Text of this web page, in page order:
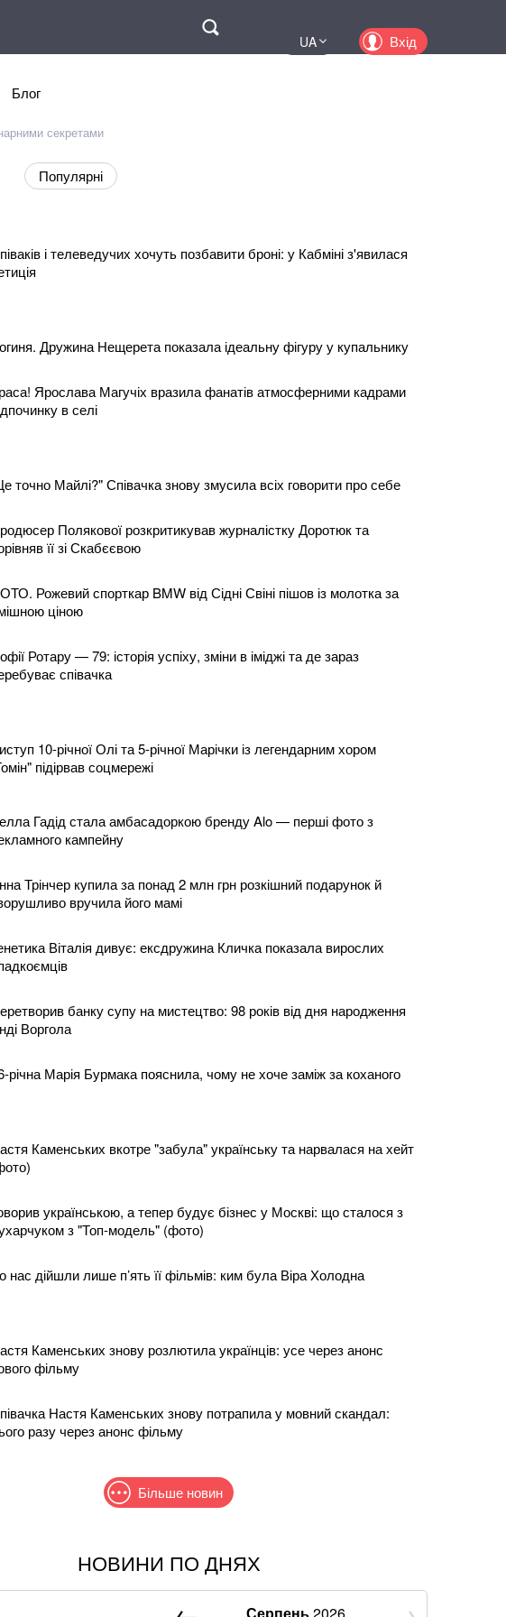
UA
Вхід
Блог
секретами
Популярні
і телеведучих хочуть позбавити броні: у Кабміні з'явилася
Дружина Нещерета показала ідеальну фігуру у купальнику
Ярослава Магучіх вразила фанатів атмосферними кадрами
в селі
точно Майлі?" Співачка знову змусила всіх говорити про себе
Полякової розкритикував журналістку Доротюк та
її зі Скабєєвою
Рожевий спорткар BMW від Сідні Свіні пішов із молотка за
ціною
Ротару — 79: історія успіху, зміни в іміджі та де зараз
співачка
10-річної Олі та 5-річної Марічки із легендарним хором
підірвав соцмережі
Гадід стала амбасадоркою бренду Alo — перші фото з
кампейну
Трінчер купила за понад 2 млн грн розкішний подарунок й
вручила його мамі
Віталія дивує: ексдружина Кличка показала вирослих
банку супу на мистецтво: 98 років від дня народження
Воргола
річна Марія Бурмака пояснила, чому не хоче заміж за коханого
Каменських вкотре "забула" українську та нарвалася на хейт
українською, а тепер будує бізнес у Москві: що сталося з
з "Топ-модель" (фото)
нас дійшли лише п’ять її фільмів: ким була Віра Холодна
Каменських знову розлютила українців: усе через анонс
фільму
Настя Каменських знову потрапила у мовний скандал:
разу через анонс фільму
Більше новин
Співаків і телеведучих хочуть позбавити броні: у Кабміні з'явилася
НОВИНИ ПО ДНЯХ